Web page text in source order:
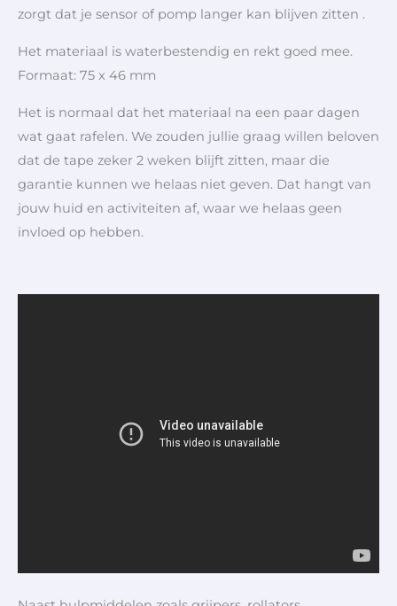
zorgt dat je sensor of pomp langer kan blijven zitten .
Het materiaal is waterbestendig en rekt goed mee.
Formaat: 75 x 46 mm
Het is normaal dat het materiaal na een paar dagen
wat gaat rafelen. We zouden jullie graag willen beloven
dat de tape zeker 2 weken blijft zitten, maar die
garantie kunnen we helaas niet geven. Dat hangt van
jouw huid en activiteiten af, waar we helaas geen
invloed op hebben.